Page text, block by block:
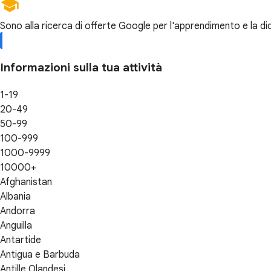
Sono alla ricerca di offerte Google per l'apprendimento e la
Informazioni sulla tua attività
1-19
20-49
50-99
100-999
1000-9999
10000+
Afghanistan
Albania
Andorra
Anguilla
Antartide
Antigua e Barbuda